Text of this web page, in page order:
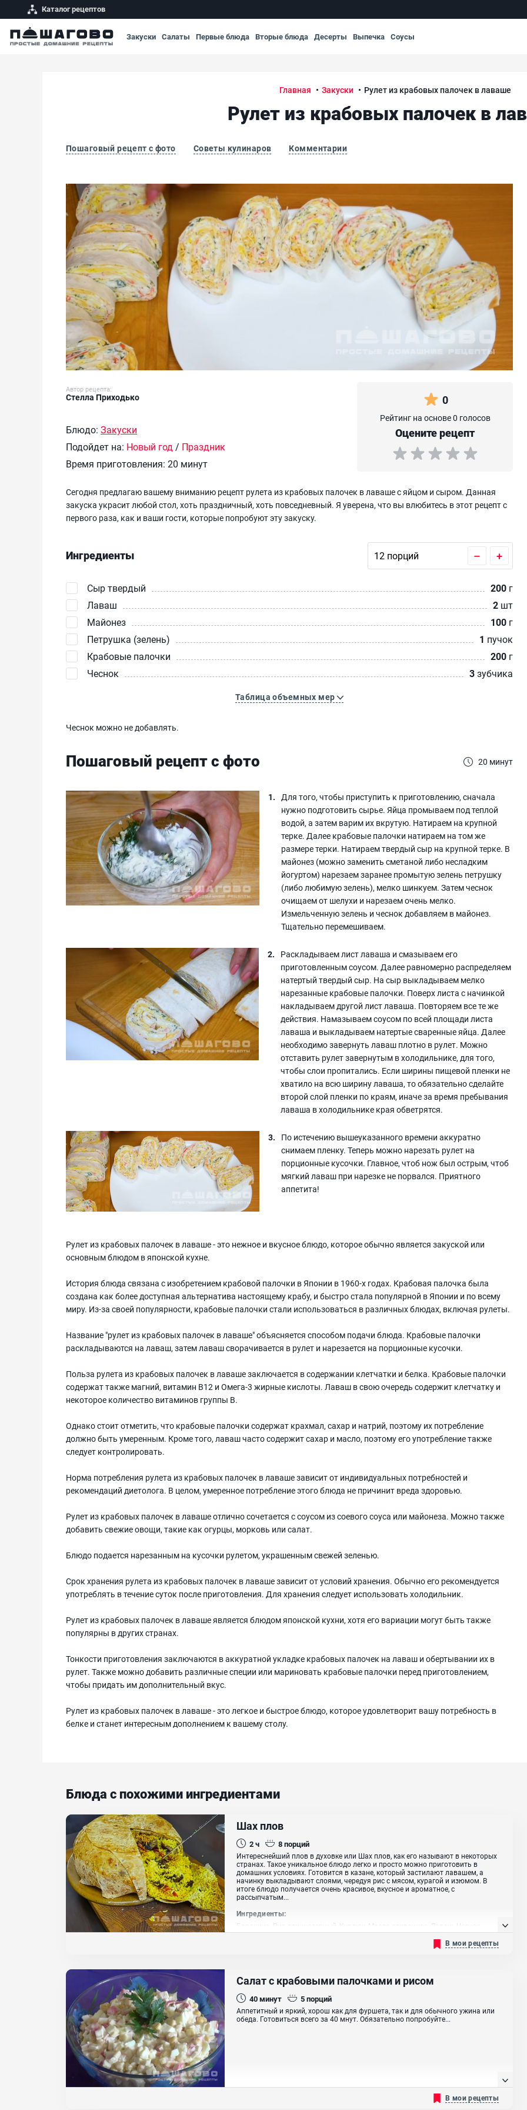
Каталог рецептов
Закуски Салаты Первые блюда Вторые блюда Десерты Выпечка Соусы
Главная Закуски Рулет из крабовых палочек в лаваше
Рулет из крабовых палочек в
Пошаговый рецепт с фото Советы кулинаров Комментарии
Рулет из крабовых палочек в лаваше
Автор рецепта:
Стелла Приходько
Блюдо: Закуски
Подойдет на: Новый год / Праздник
Время приготовления: 20 минут
0
Рейтинг на основе 0 голосов
Оцените рецепт
Сегодня предлагаю вашему вниманию рецепт рулета из крабовых палочек в лаваше с яйцом и сыром. Данная
закуска украсит любой стол, хоть праздничный, хоть повседневный. Я уверена, что вы влюбитесь в этот рецепт с
первого раза, как и ваши гости, которые попробуют эту закуску.
Ингредиенты – +
Сыр твердый 200 г
Лаваш
2 шт
Майонез
100 г
Петрушка (зелень)
1 пучок
Крабовые палочки
200 г
Чеснок
3зубчика
Таблица объемных мер
Чеснок можно не добавлять.
Пошаговый рецепт с фото 20 минут
Для того, чтобы приступить к приготовлению, сначала
нужно подготовить сырье. Яйца промываем под теплой
водой, а затем варим их вкрутую. Натираем на крупной
терке. Далее крабовые палочки натираем на том же
размере терки. Натираем твердый сыр на крупной терке. В
майонез (можно заменить сметаной либо несладким
йогуртом) нарезаем заранее промытую зелень петрушку
(либо любимую зелень), мелко шинкуем. Затем чеснок
очищаем от шелухи и нарезаем очень мелко.
Измельченную зелень и чеснок добавляем в майонез.
Тщательно перемешиваем.
Раскладываем лист лаваша и смазываем его
приготовленным соусом. Далее равномерно распределяем
натертый твердый сыр. На сыр выкладываем мелко
нарезанные крабовые палочки. Поверх листа с начинкой
накладываем другой лист лаваша. Повторяем все те же
действия. Намазываем соусом по всей площади листа
лаваша и выкладываем натертые сваренные яйца. Далее
необходимо завернуть лаваш плотно в рулет. Можно
отставить рулет завернутым в холодильнике, для того,
чтобы слои пропитались. Если ширины пищевой пленки не
хватило на всю ширину лаваша, то обязательно сделайте
второй слой пленки по краям, иначе за время пребывания
лаваша в холодильнике края обветрятся.
По истечению вышеуказанного времени аккуратно
снимаем пленку. Теперь можно нарезать рулет на
порционные кусочки. Главное, чтоб нож был острым, чтоб
мягкий лаваш при нарезке не порвался. Приятного
аппетита!
Рулет из крабовых палочек в лаваше - это нежное и вкусное блюдо, которое обычно является закуской или
основным блюдом в японской кухне.
История блюда связана с изобретением крабовой палочки в Японии в 1960-х годах. Крабовая палочка была
создана как более доступная альтернатива настоящему крабу, и быстро стала популярной в Японии и по всему
миру. Из-за своей популярности, крабовые палочки стали использоваться в различных блюдах, включая рулеты.
Название "рулет из крабовых палочек в лаваше" объясняется способом подачи блюда. Крабовые палочки
раскладываются на лаваш, затем лаваш сворачивается в рулет и нарезается на порционные кусочки.
Польза рулета из крабовых палочек в лаваше заключается в содержании клетчатки и белка. Крабовые палочки
содержат также магний, витамин В12 и Омега-3 жирные кислоты. Лаваш в свою очередь содержит клетчатку и
некоторое количество витаминов группы В.
Однако стоит отметить, что крабовые палочки содержат крахмал, сахар и натрий, поэтому их потребление
должно быть умеренным. Кроме того, лаваш часто содержит сахар и масло, поэтому его употребление также
следует контролировать.
Норма потребления рулета из крабовых палочек в лаваше зависит от индивидуальных потребностей и
рекомендаций диетолога. В целом, умеренное потребление этого блюда не причинит вреда здоровью.
Рулет из крабовых палочек в лаваше отлично сочетается с соусом из соевого соуса или майонеза. Можно также
добавить свежие овощи, такие как огурцы, морковь или салат.
Блюдо подается нарезанным на кусочки рулетом, украшенным свежей зеленью.
Срок хранения рулета из крабовых палочек в лаваше зависит от условий хранения. Обычно его рекомендуется
употреблять в течение суток после приготовления. Для хранения следует использовать холодильник.
Рулет из крабовых палочек в лаваше является блюдом японской кухни, хотя его вариации могут быть также
популярны в других странах.
Тонкости приготовления заключаются в аккуратной укладке крабовых палочек на лаваш и обертывании их в
рулет. Также можно добавить различные специи или мариновать крабовые палочки перед приготовлением,
чтобы придать им дополнительный вкус.
Рулет из крабовых палочек в лаваше - это легкое и быстрое блюдо, которое удовлетворит вашу потребность в
белке и станет интересным дополнением к вашему столу.
Блюда с похожими ингредиентами
Шах плов
2 ч 8порций
Интереснейший плов в духовке или Шах плов, как его называют в некоторых
странах. Такое уникальное блюдо легко и просто можно приготовить в
домашних условиях. Готовится в казане, который застилают лавашем, а
начинку выкладывают слоями, чередуя рис с мясом, курагой и изюмом. В
итоге блюдо получается очень красивое, вкусное и ароматное, с
рассыпчатым...
Ингредиенты:
Баранина, Рис длиннозерный, Курдюк, Масло сливочное, Лаваш, Чеснок,
В мои рецепты
Салат с крабовыми палочками и рисом
40минут 5порций
Аппетитный и яркий, хорош как для фуршета, так и для обычного ужина или
обеда. Готовиться всего за 40 мнут. Обязательно попробуйте...
В мои рецепты